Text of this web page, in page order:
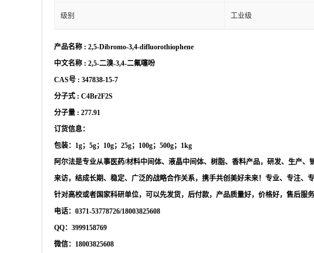
级别 工业级
产品名称 : 2,5-Dibromo-3,4-difluorothiophene
中文名称 : 2,5-二溴-3,4-二氟噻吩
CAS号 : 347838-15-7
分子式 : C4Br2F2S
分子量 : 277.91
订货信息：
包装： 1g；5g；10g；25g；100g；500g；1kg
阿尔法是专业从事医药/材料中间体、液晶中间体、树脂、香料产品，研发、生产
来访，结成长期、稳定、广泛的战略合作关系，携手共创美好未来！专业、专注、专
针对高校或者国家科研单位，可以先发货，后付款，产品质量好，价格好，售后服
电话： 0371-53778726/18003825608
QQ：3999158769
微信： 18003825608